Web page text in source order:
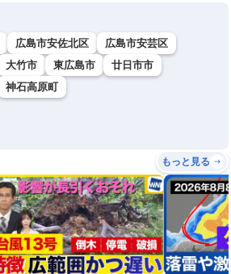
広島市安佐北区
広島市安芸区
大竹市 東広島市
廿日市市
神石高原町
もっと見る